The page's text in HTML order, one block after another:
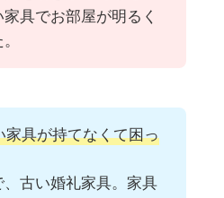
具でお部屋が明るく
家具が持てなくて困っ
、古い婚礼家具。家具